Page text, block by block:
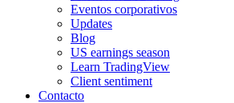
Eventos corporativos
Updates
Blog
US earnings season
Learn TradingView
Client sentiment
Contacto